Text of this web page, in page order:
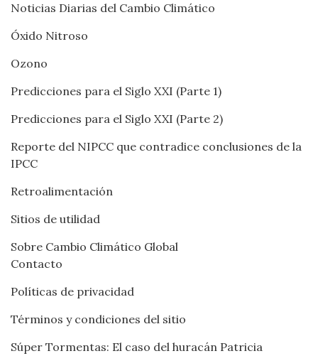
Noticias Diarias del Cambio Climático
Óxido Nitroso
Ozono
Predicciones para el Siglo XXI (Parte 1)
Predicciones para el Siglo XXI (Parte 2)
Reporte del NIPCC que contradice conclusiones de la
IPCC
Retroalimentación
Sitios de utilidad
Sobre Cambio Climático Global
Contacto
Políticas de privacidad
Términos y condiciones del sitio
Súper Tormentas: El caso del huracán Patricia